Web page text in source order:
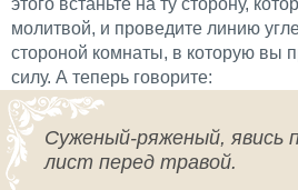
молитвой, и проведите линию
стороной комнаты, в которую вы
силу. А теперь говорите:
Суженый-ряженый, явись
лист перед травой.